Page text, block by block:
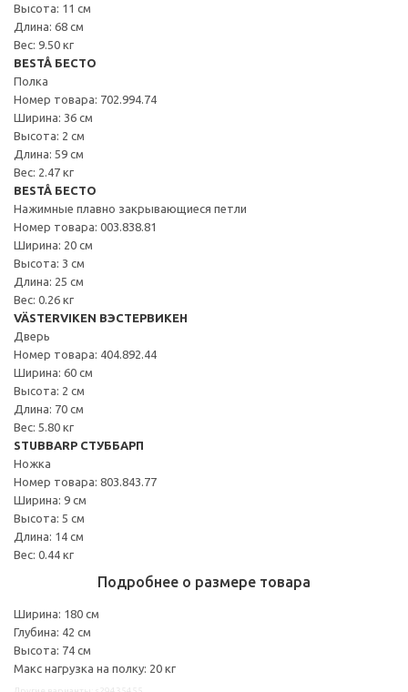
Высота: 11 см
Длина: 68 см
Вес: 9.50 кг
BESTÅ БЕСТО
Полка
Номер товара: 702.994.74
Ширина: 36 см
Высота: 2 см
Длина: 59 см
Вес: 2.47 кг
BESTÅ БЕСТО
Нажимные плавно закрывающиеся петли
Номер товара: 003.838.81
Ширина: 20 см
Высота: 3 см
Длина: 25 см
Вес: 0.26 кг
VÄSTERVIKEN ВЭСТЕРВИКЕН
Дверь
Номер товара: 404.892.44
Ширина: 60 см
Высота: 2 см
Длина: 70 см
Вес: 5.80 кг
STUBBARP СТУББАРП
Ножка
Номер товара: 803.843.77
Ширина: 9 см
Высота: 5 см
Длина: 14 см
Вес: 0.44 кг
Подробнее о размере товара
Ширина: 180 см
Глубина: 42 см
Высота: 74 см
Макс нагрузка на полку: 20 кг